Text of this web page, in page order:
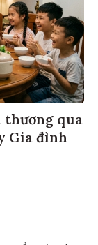
thương qua
Gia đình